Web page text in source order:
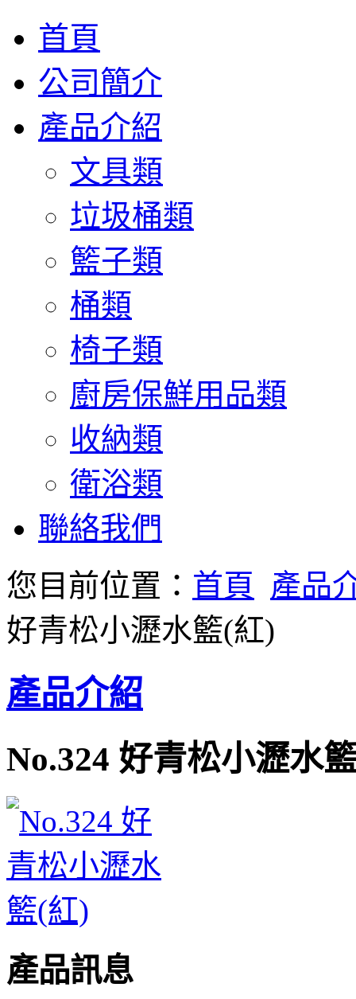
首頁
公司簡介
產品介紹
文具類
垃圾桶類
籃子類
桶類
椅子類
廚房保鮮用品類
收納類
衛浴類
聯絡我們
您目前位置： 首頁
產品
好青松小瀝水籃(紅)
產品介紹
No.324 好青松小瀝水
產品訊息